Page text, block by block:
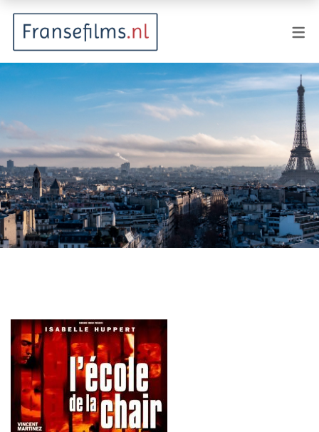
Animatie
Documentaire
Drama
Fantasy
Horror
Misdaad
Musical
Oorlogsfilm
Romantische komedie